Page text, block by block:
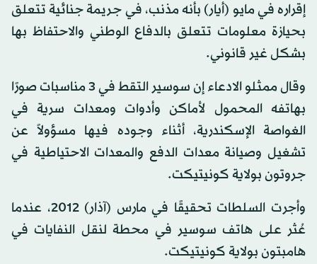
إقراره في مايو (أيار) بأنه مذنب، في جريمة جنائية تتعلق
بحيازة معلومات تتعلق بالدفاع الوطني والاحتفاظ بها
بشكل غير قانوني.
وقال ممثلو الادعاء إن سوسير التقط في 3 مناسبات صورًا
بهاتفه المحمول لأماكن وأدوات ومعدات سرية في
الغواصة الإسكندرية، أثناء وجوده فيها مسؤولاً عن
تشغيل وصيانة معدات الدفع والمعدات الاحتياطية في
جروتون بولاية كونيتيكت.
وأجرت السلطات تحقيقًا في مارس (آذار) 2012، عندما
عُثر على هاتف سوسير في محطة لنقل النفايات في
هامبتون بولاية كونيتيكت.